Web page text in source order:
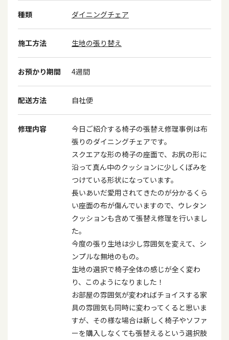
種類 ダイニングチェア
施工方法 生地の張り替え
お預かり期間 4週間
配送方法 自社便
修理内容
今日ご紹介する椅子の張替え修理事例は布
張りのダイニングチェアです。
スクエアな形の椅子の座面で、お尻の形に
沿って真ん中のクッションに少しくぼみを
つけている形状になっています。
長いあいだ愛用されてきたのが分かるくら
い座面の布が傷んでいますので、ウレタン
クッションも含めて張替え修理を行いまし
た。
今度の張り生地は少し雰囲気を変えて、シ
ンプルな無地のもの。
生地の選択で椅子全体の感じが全く変わ
り、このようになりました！
お部屋の雰囲気が変わればチョイスする家
具の雰囲気も同時に変わってくると思いま
すが、その様な場合は新しく椅子やソファ
ーを購入しなくても張替えるという選択肢